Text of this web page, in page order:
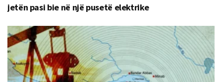
jetën pasi bie në një pusetë elektrike